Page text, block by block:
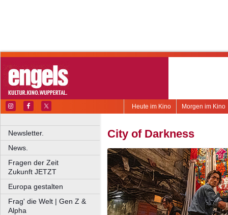
Morgen im Kino
Heute im Kino
Newsletter.
News.
Fragen der Zeit
Zukunft JETZT
Europa gestalten
Frag' die Welt | Gen Z &
Alpha
City of Darkness